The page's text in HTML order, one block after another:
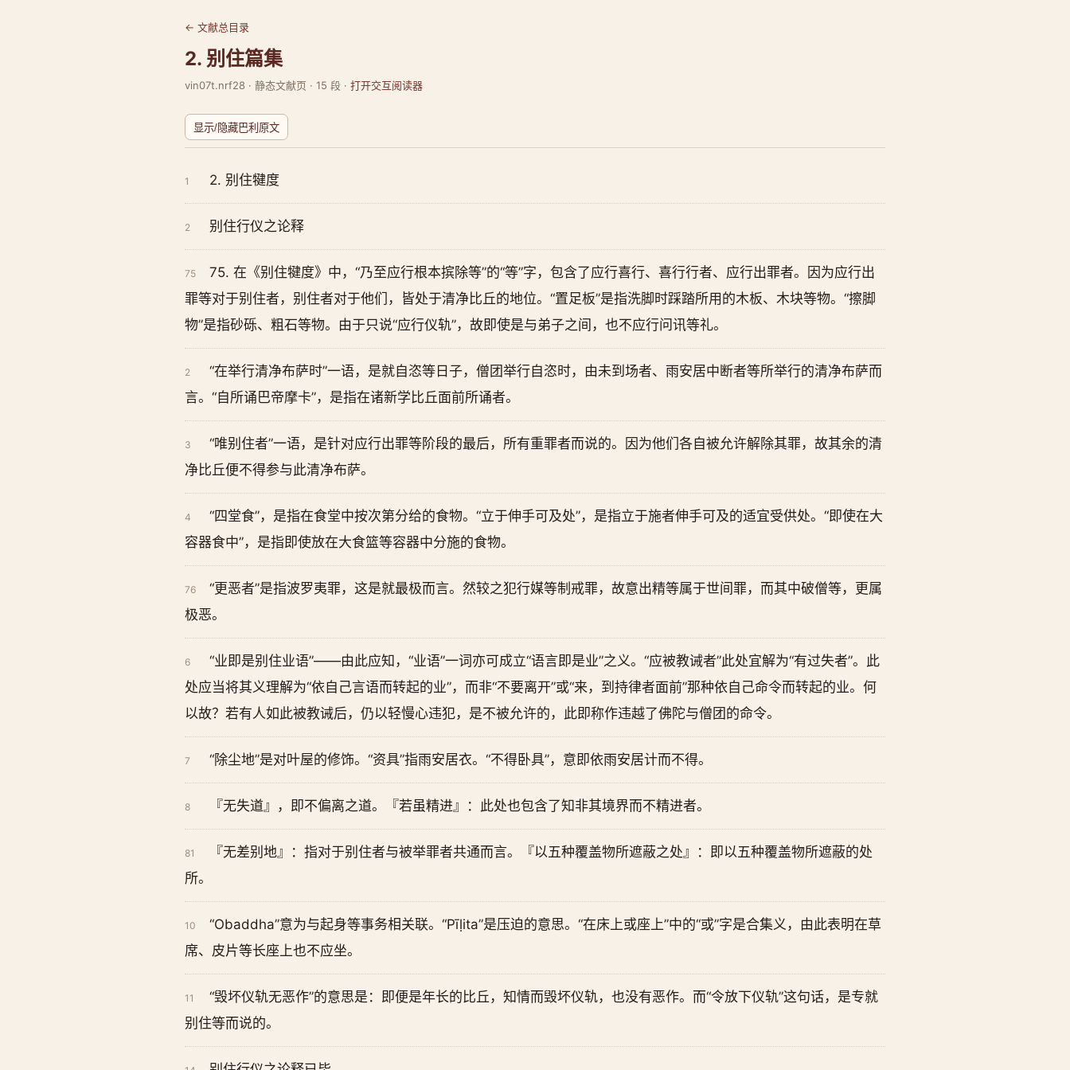
← 文献总目录
2. 别住篇集
vin07t.nrf28 · 静态文献页 · 15 段 · 打开交互阅读器
显示/隐藏巴利原文
1 2. 别住犍度
2 别住行仪之论释
75
75. 在《别住犍度》中，“乃至应行根本摈除等”的“等”字，包含了应行喜行、喜行行者、应行出罪者。因为应行出
罪等对于别住者，别住者对于他们，皆处于清净比丘的地位。“置足板”是指洗脚时踩踏所用的木板、木块等物。“擦脚
物”是指砂砾、粗石等物。由于只说“应行仪轨”，故即使是与弟子之间，也不应行问讯等礼。
2
“在举行清净布萨时”一语，是就自恣等日子，僧团举行自恣时，由未到场者、雨安居中断者等所举行的清净布萨而
言。“自所诵巴帝摩卡”，是指在诸新学比丘面前所诵者。
3
“唯别住者”一语，是针对应行出罪等阶段的最后，所有重罪者而说的。因为他们各自被允许解除其罪，故其余的清
净比丘便不得参与此清净布萨。
4
“四堂食”，是指在食堂中按次第分给的食物。“立于伸手可及处”，是指立于施者伸手可及的适宜受供处。“即使在大
容器食中”，是指即使放在大食篮等容器中分施的食物。
76
“更恶者”是指波罗夷罪，这是就最极而言。然较之犯行媒等制戒罪，故意出精等属于世间罪，而其中破僧等，更属
极恶。
6
“业即是别住业语”——由此应知，“业语”一词亦可成立“语言即是业”之义。“应被教诫者”此处宜解为“有过失者”。此
处应当将其义理解为“依自己言语而转起的业”，而非“不要离开”或“来，到持律者面前”那种依自己命令而转起的业。何
以故？若有人如此被教诫后，仍以轻慢心违犯，是不被允许的，此即称作违越了佛陀与僧团的命令。
7 “除尘地”是对叶屋的修饰。“资具”指雨安居衣。“不得卧具”，意即依雨安居计而不得。
8 『无失道』，即不偏离之道。『若虽精进』：此处也包含了知非其境界而不精进者。
81
『无差别地』：指对于别住者与被举罪者共通而言。『以五种覆盖物所遮蔽之处』：即以五种覆盖物所遮蔽的处
所。
10
“Obaddha”意为与起身等事务相关联。“Pīḷita”是压迫的意思。“在床上或座上”中的“或”字是合集义，由此表明在草
席、皮片等长座上也不应坐。
11
“毁坏仪轨无恶作”的意思是：即便是年长的比丘，知情而毁坏仪轨，也没有恶作。而“令放下仪轨”这句话，是专就
别住等而说的。